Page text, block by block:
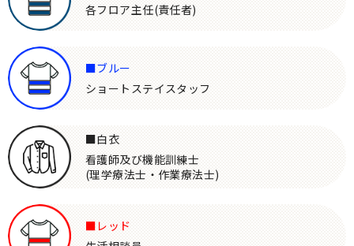
各フロア主任(責任者)
■ブルー
ショートステイスタッフ
■白衣
看護師及び機能訓練士
(理学療法士・作業療法士)
■レッド